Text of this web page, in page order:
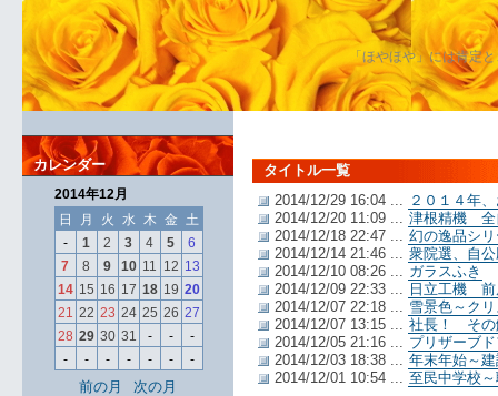
「ほやほや」には肯定
タイトル一覧
2014/12/29 16:04 ... ２０１４年
2014/12/20 11:09 ... 津根精機 全
2014/12/18 22:47 ... 幻の逸品シ
2014/12/14 21:46 ... 衆院選、自
2014/12/10 08:26 ... ガラスふき
2014/12/09 22:33 ... 日立工機
2014/12/07 22:18 ... 雪景色～ク
2014/12/07 13:15 ... 社長！ その
2014/12/05 21:16 ... プリザーブ
2014/12/03 18:38 ... 年末年始～
2014/12/01 10:54 ... 至民中学校
カレンダー
2014年12月
日
月 火 水 木 金 土
-
1 2 3 4 5
6
7
8 9 10 11 12 13
14 15 16 17 18 19 20
21 22 23 24 25 26 27
28 29 30 31 - -
-
-
- - - - - -
前の月 次の月